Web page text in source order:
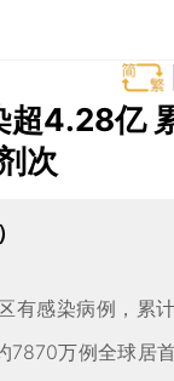
超4.28亿
次
有感染病例，累
7870万例全球居